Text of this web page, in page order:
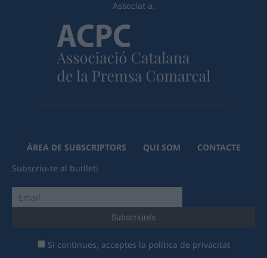
Associat a:
ÀREA DE SUBSCRIPTORS QUI SOM
CONTACTE
Subscriu-te al butlletí
Si continues, acceptes la política de privacitat